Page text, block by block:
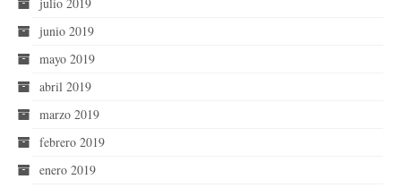
junio 2019
mayo 2019
abril 2019
marzo 2019
febrero 2019
enero 2019